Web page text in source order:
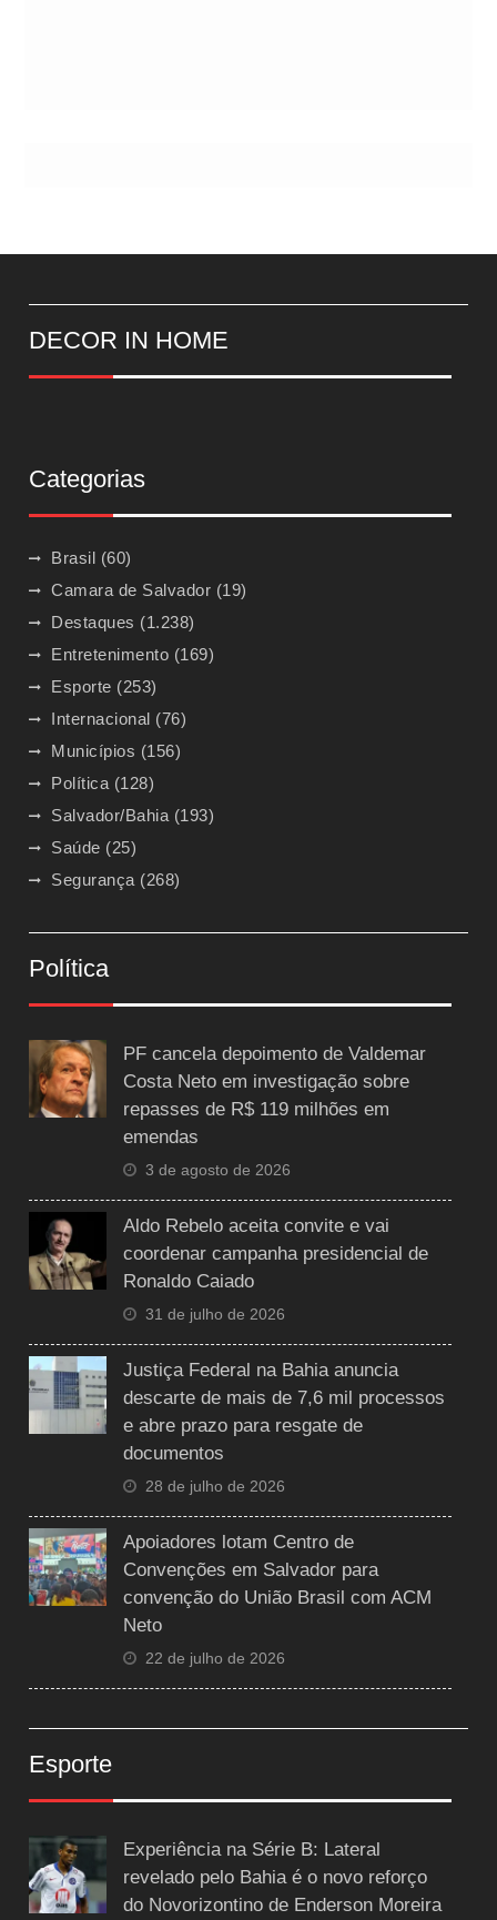
DECOR IN HOME
Categorias
Brasil (60)
Camara de Salvador (19)
Destaques (1.238)
Entretenimento (169)
Esporte (253)
Internacional (76)
Municípios (156)
Política(128)
Salvador/Bahia(193)
Saúde (25)
Segurança(268)
Política
PF cancela depoimento de Valdemar
Costa Neto em investigação sobre
repasses de R$ 119 milhões em
emendas
3 de agosto de 2026
Aldo Rebelo aceita convite e vai
coordenar campanha presidencial de
Ronaldo Caiado
31 de julho de 2026
Justiça Federal na Bahia anuncia
descarte de mais de 7,6 mil processos
e abre prazo para resgate de
documentos
28 de julho de 2026
Apoiadores lotam Centro de
Convenções em Salvador para
convenção do União Brasil com ACM
Neto
22 de julho de 2026
Esporte
Experiência na Série B: Lateral
revelado pelo Bahia é o novo reforço
do Novorizontino de Enderson Moreira